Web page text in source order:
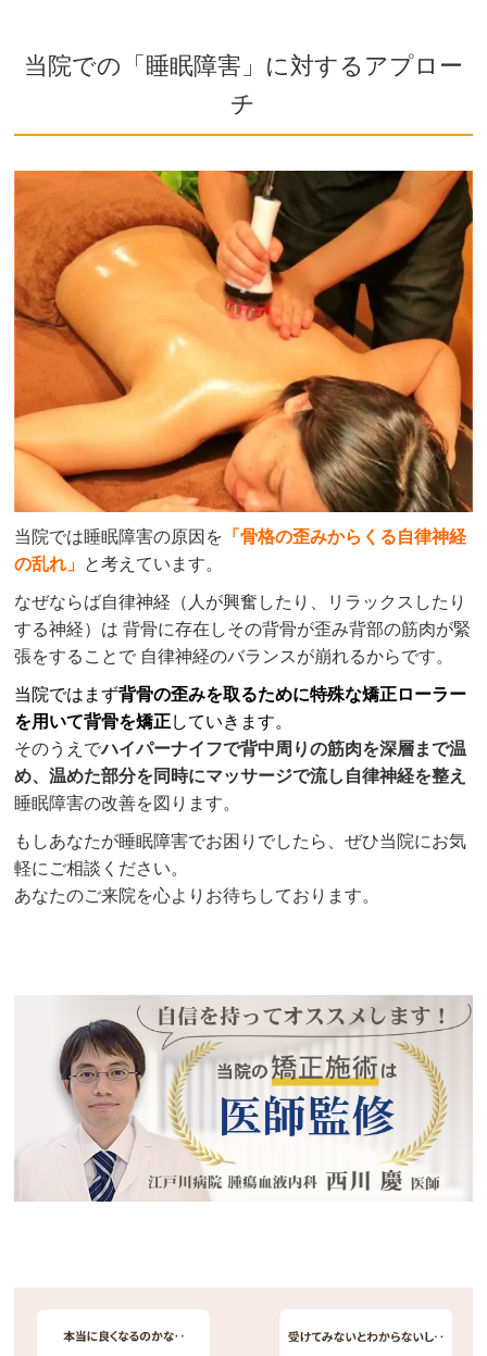
当院での「睡眠障害」に対するアプロー
チ
当院では睡眠障害の原因を 「骨格の歪みからくる自律神経
の乱れ」 と考えています。
なぜならば自律神経（人が興奮したり、リラックスしたり
する神経）は 背骨に存在しその背骨が歪み背部の筋肉が緊
張をすることで 自律神経のバランスが崩れるからです。
当院ではまず背骨の歪みを取るために特殊な矯正ローラー
を用いて背骨を矯正していきます。
そのうえでハイパーナイフで背中周りの筋肉を深層まで温
め、温めた部分を同時にマッサージで流し自律神経を整え
睡眠障害の改善を図ります。
もしあなたが睡眠障害でお困りでしたら、ぜひ当院にお気
軽にご相談ください。
あなたのご来院を心よりお待ちしております。